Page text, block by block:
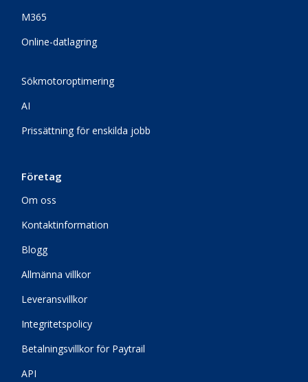
M365
Online-datlagring
Sökmotoroptimering
AI
Prissättning för enskilda jobb
Företag
Om oss
Kontaktinformation
Blogg
Allmänna villkor
Leveransvillkor
Integritetspolicy
Betalningsvillkor för Paytrail
API